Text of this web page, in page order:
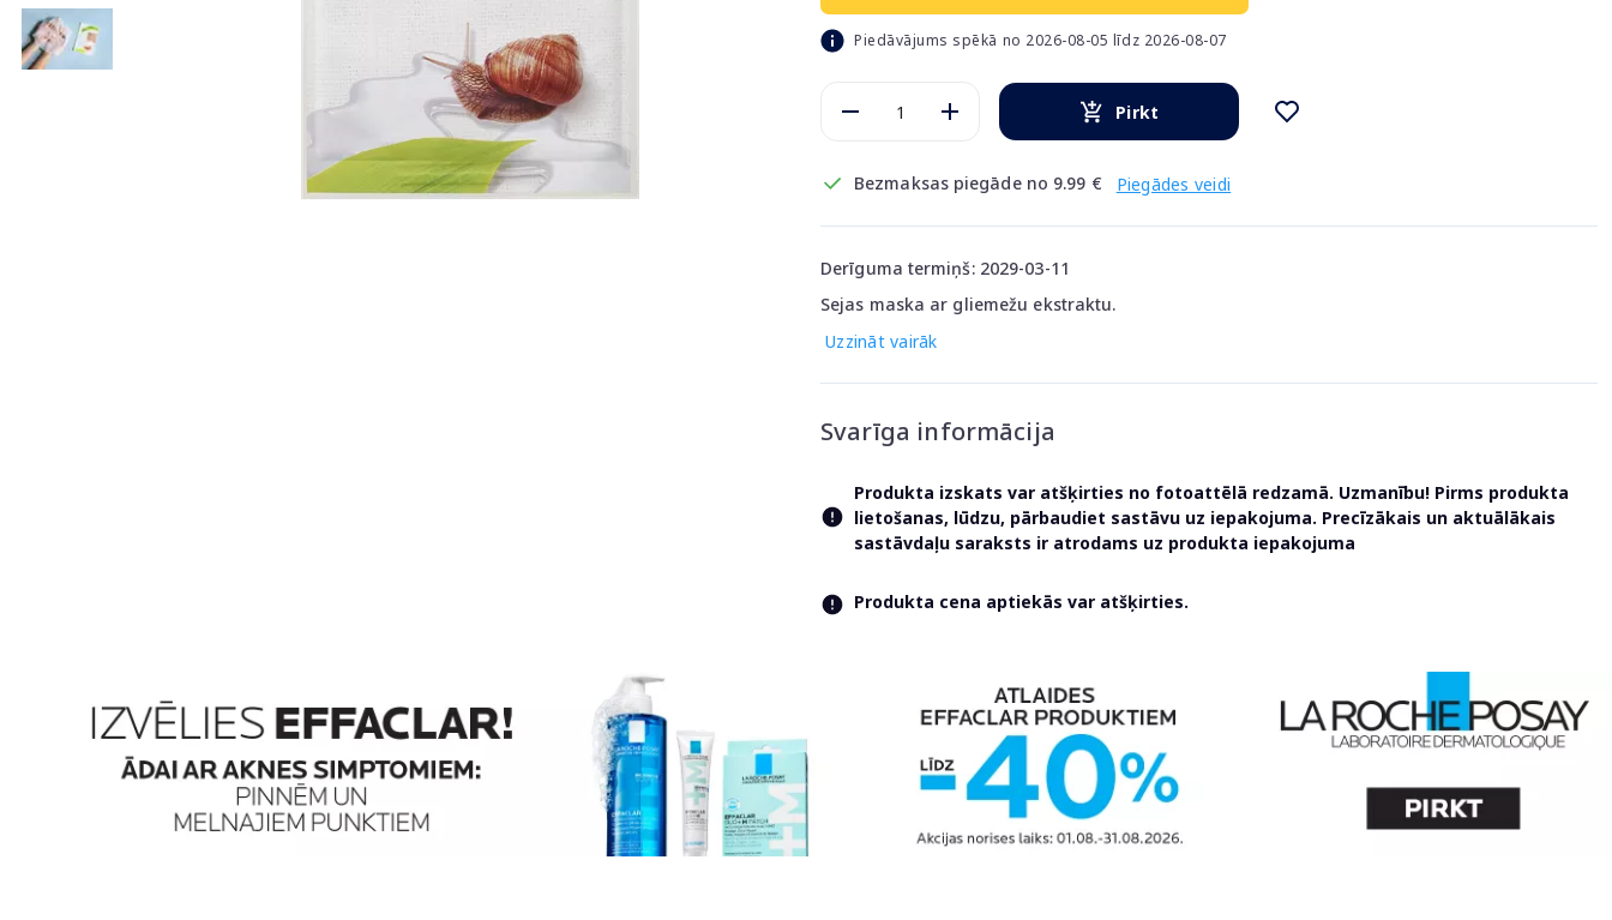
3
Piedāvājums spēkā no 2026-08-05 līdz 2026-08-07
Pirkt
Bezmaksas piegāde no 9.99 € Piegādes veidi
Derīguma termiņš: 2029-03-11
Sejas maska ar gliemežu ekstraktu.
Uzzināt vairāk
Svarīga informācija
Produkta izskats var atšķirties no fotoattēlā redzamā. Uzmanību! Pirms produkta
lietošanas, lūdzu, pārbaudiet sastāvu uz iepakojuma. Precīzākais un aktuālākais
sastāvdaļu saraksts ir atrodams uz produkta iepakojuma
Produkta cena aptiekās var atšķirties.